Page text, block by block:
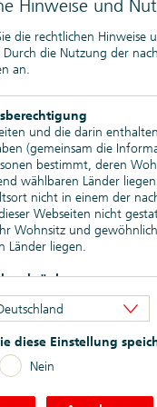
Hinweise und
die rechtlichen
Durch die Nutzung der
an.
und die darin
(gemeinsam die
bestimmt, deren
wählbaren Länder
nicht in einem der
Webseiten nicht
Wohnsitz und
Länder liegen.
Webseiten enthaltenen
nachstehend
den Webseiten genannte
Staaten von Amerika
Securities Act of 1933
kann auch nach den
diese Einstellung
Nein
erfolgt. Im Fall der
in der Schweiz ein
begeben. Informationen
Merkmalen) finden Sie ->
werden. Informationen zu
der Allokations- und
oben) zur
von diesen können
Mai 2026 (auch "EPIHS-I-